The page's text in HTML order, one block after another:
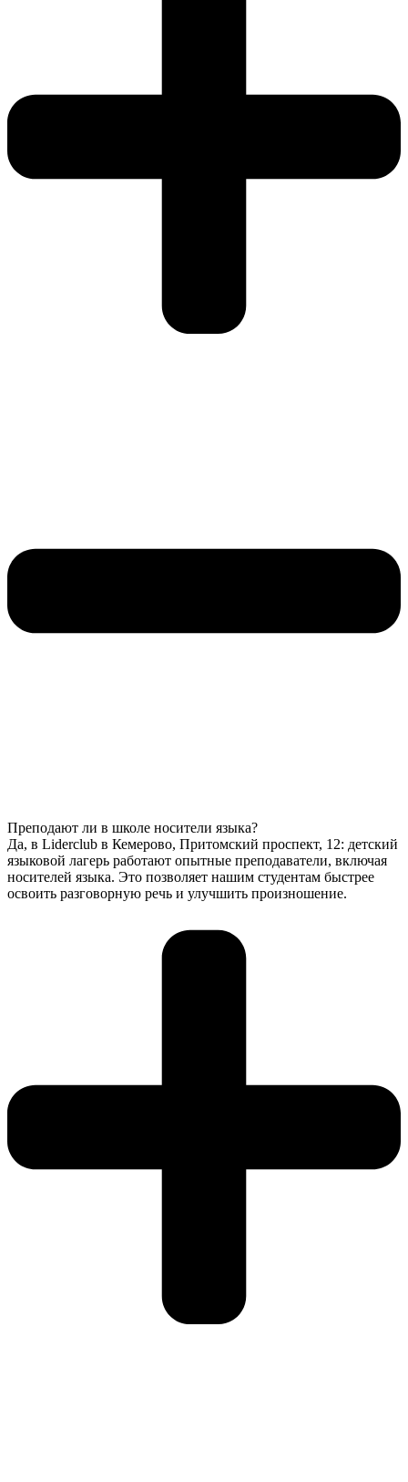
Преподают ли в школе носители языка?
Да, в Liderclub в Кемерово, Притомский проспект, 12: детский
языковой лагерь работают опытные преподаватели, включая
носителей языка. Это позволяет нашим студентам быстрее
освоить разговорную речь и улучшить произношение.